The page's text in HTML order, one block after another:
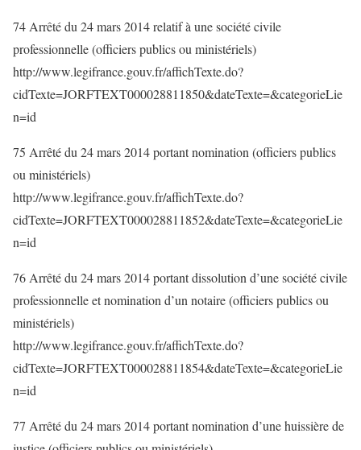
74 Arrêté du 24 mars 2014 relatif à une société civile
professionnelle (officiers publics ou ministériels)
http://www.legifrance.gouv.fr/affichTexte.do?
cidTexte=JORFTEXT000028811850&dateTexte=&categorieLie
n=id
75 Arrêté du 24 mars 2014 portant nomination (officiers publics
ou ministériels)
http://www.legifrance.gouv.fr/affichTexte.do?
cidTexte=JORFTEXT000028811852&dateTexte=&categorieLie
n=id
76 Arrêté du 24 mars 2014 portant dissolution d’une société civile
professionnelle et nomination d’un notaire (officiers publics ou
ministériels)
http://www.legifrance.gouv.fr/affichTexte.do?
cidTexte=JORFTEXT000028811854&dateTexte=&categorieLie
n=id
77 Arrêté du 24 mars 2014 portant nomination d’une huissière de